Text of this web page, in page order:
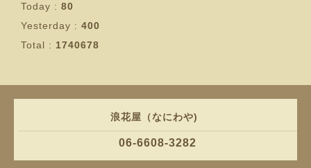
Today : 80
Yesterday : 400
Total : 1740678
浪花屋（なにわや)
06-6608-3282